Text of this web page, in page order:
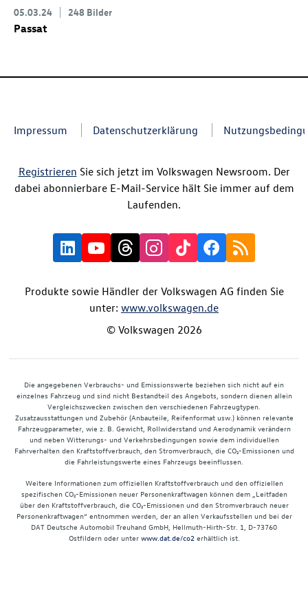
05.03.24 248 Bilder
Passat
Impressum Datenschutzerklärung
Registrieren Sie sich jetzt im Volkswagen Newsroom. Der
dabei abonnierbare E-Mail-Service hält Sie immer auf dem
Laufenden.
Produkte sowie Händler der Volkswagen AG finden Sie
unter: www.volkswagen.de
© Volkswagen 2026
Die angegebenen Verbrauchs- und Emissionswerte beziehen sich nicht auf ein
einzelnes Fahrzeug und sind nicht Bestandteil des Angebots, sondern dienen allein
Vergleichszwecken zwischen den verschiedenen Fahrzeugtypen.
Zusatzausstattungen und Zubehör (Anbauteile, Reifenformat usw.) können relevante
Fahrzeugparameter, wie z. B. Gewicht, Rollwiderstand und Aerodynamik verändern
und neben Witterungs- und Verkehrsbedingungen sowie dem individuellen
Fahrverhalten den Kraftstoffverbrauch, den Stromverbrauch, die CO₂-Emissionen und
die Fahrleistungswerte eines Fahrzeugs beeinflussen.
Weitere Informationen zum offiziellen Kraftstoffverbrauch und den offiziellen
spezifischen CO₂-Emissionen neuer Personenkraftwagen können dem „Leitfaden
über den Kraftstoffverbrauch, die CO₂-Emissionen und den Stromverbrauch neuer
Personenkraftwagen“ entnommen werden, der an allen Verkaufsstellen und bei der
DAT Deutsche Automobil Treuhand GmbH, Hellmuth-Hirth-Str. 1, D-73760
Ostfildern oder unter www.dat.de/co2erhältlich ist.